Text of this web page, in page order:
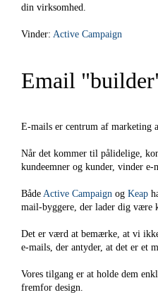
din virksomhed.
Vinder: Active Campaign
Email
E-mails er centrum af marketing
Når det kommer til pålidelige,
kundeemner og kunder, vinder e-
Både Active Campaign og Keap
mail-byggere, der lader dig være
Det er værd at bemærke, at vi
e-mails, der antyder, at det er et
Vores tilgang er at holde dem
fremfor design.